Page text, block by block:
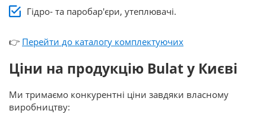
Гідро- та паробар'єри, утеплювачі.
👉 Перейти до каталогу комплектуючих
Ціни на продукцію Bulat у Києві
Ми тримаємо конкурентні ціни завдяки власному
виробництву: